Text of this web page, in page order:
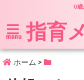
0歳
menu 指育
ホーム >